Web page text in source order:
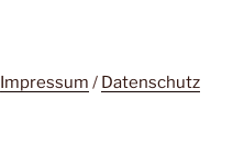
Impressum / Datenschutz